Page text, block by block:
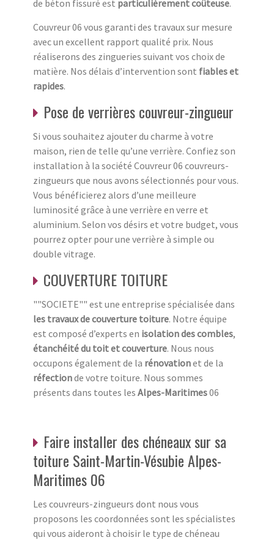
de béton fissuré est particulièrement coûteuse.
Couvreur 06 vous garanti des travaux sur mesure
avec un excellent rapport qualité prix. Nous
réaliserons des zingueries suivant vos choix de
matière. Nos délais d’intervention sont fiables et
rapides.
Pose de verrières couvreur-zingueur
Si vous souhaitez ajouter du charme à votre
maison, rien de telle qu’une verrière. Confiez son
installation à la société Couvreur 06 couvreurs-
zingueurs que nous avons sélectionnés pour vous.
Vous bénéficierez alors d’une meilleure
luminosité grâce à une verrière en verre et
aluminium. Selon vos désirs et votre budget, vous
pourrez opter pour une verrière à simple ou
double vitrage.
COUVERTURE TOITURE
""SOCIETE"" est une entreprise spécialisée dans
les travaux de couverture toiture. Notre équipe
est composé d’experts en isolation des combles,
étanchéité du toit et couverture. Nous nous
occupons également de la rénovationet de la
réfectionde votre toiture. Nous sommes
présents dans toutes les Alpes-Maritimes06
Faire installer des chéneaux sur sa
toiture Saint-Martin-Vésubie Alpes-
Maritimes 06
Les couvreurs-zingueurs dont nous vous
proposons les coordonnées sont les spécialistes
qui vous aideront à choisir le type de chéneau